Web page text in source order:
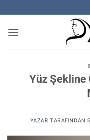
atla
Yüz Şekline
YAZAR TARAFINDAN